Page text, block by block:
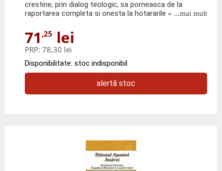
crestine, prin dialog teologic, sa porneasca de la
raportarea completa si onesta la hotararile » ...mai mult
71 ,25 lei
PRP: 78,30 lei
Disponibilitate: stoc indisponibil
alertă stoc